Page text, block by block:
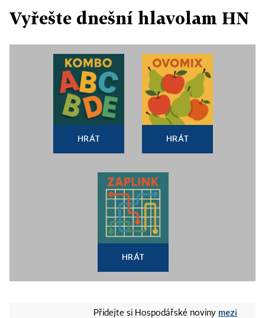
Vyřešte dnešní hlavolam HN
HRÁT HRÁT
HRÁT
Přidejte si Hospodářské noviny mezi